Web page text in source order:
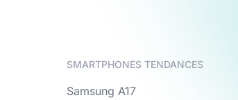
SMARTPHONES TENDANCES
Samsung A17